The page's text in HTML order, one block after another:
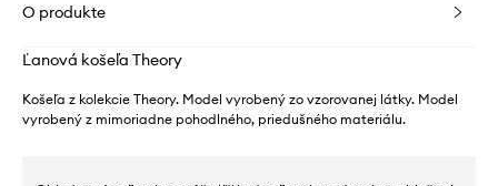
O produkte
Ľanová košeľa Theory
Košeľa z kolekcie Theory. Model vyrobený zo vzorovanej látky. Model
vyrobený z mimoriadne pohodlného, ​​priedušného materiálu.